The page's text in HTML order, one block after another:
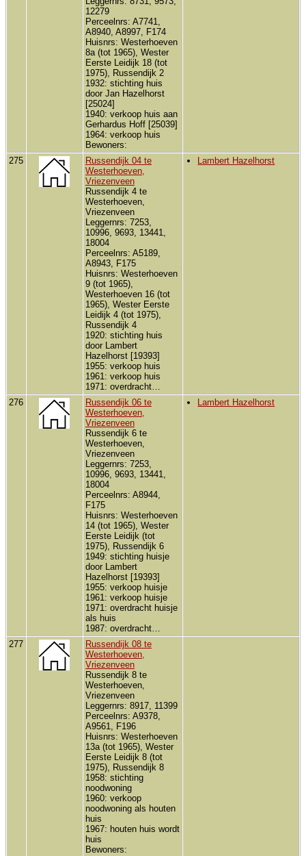
12279
Perceelnrs: A7741,
A8940, A8997, F174
Huisnrs: Westerhoeven
8a (tot 1965), Wester
Eerste Leidijk 18 (tot
1975), Russendijk 2
1932: stichting huis
door Jan Hazelhorst
[25024]
1940: verkoop huis aan
Gerhardus Hoff [25039]
1964: verkoop huis
Bewoners:
275
Russendijk 04 te
Westerhoeven,
Vriezenveen
Russendijk 4 te
Westerhoeven,
Vriezenveen
Leggernrs: 7253,
10996, 9693, 13441,
18004
Perceelnrs: A5189,
A8943, F175
Huisnrs: Westerhoeven
9 (tot 1965),
Westerhoeven 16 (tot
1965), Wester Eerste
Leidijk 4 (tot 1975),
Russendijk 4
1920: stichting huis
door Lambert
Hazelhorst [19393]
1955: verkoop huis
1961: verkoop huis
1971: overdracht…
Lambert Hazelhorst
276
Russendijk 06 te
Westerhoeven,
Vriezenveen
Russendijk 6 te
Westerhoeven,
Vriezenveen
Leggernrs: 7253,
10996, 9693, 13441,
18004
Perceelnrs: A8944,
F175
Huisnrs: Westerhoeven
14 (tot 1965), Wester
Eerste Leidijk (tot
1975), Russendijk 6
1949: stichting huisje
door Lambert
Hazelhorst [19393]
1955: verkoop huisje
1961: verkoop huisje
1971: overdracht huisje
als huis
1987: overdracht…
Lambert Hazelhorst
277
Russendijk 08 te
Westerhoeven,
Vriezenveen
Russendijk 8 te
Westerhoeven,
Vriezenveen
Leggernrs: 8917, 11399
Perceelnrs: A9378,
A9561, F196
Huisnrs: Westerhoeven
13a (tot 1965), Wester
Eerste Leidijk 8 (tot
1975), Russendijk 8
1958: stichting
noodwoning
1960: verkoop
noodwoning als houten
huis
1967: houten huis wordt
huis
Bewoners: